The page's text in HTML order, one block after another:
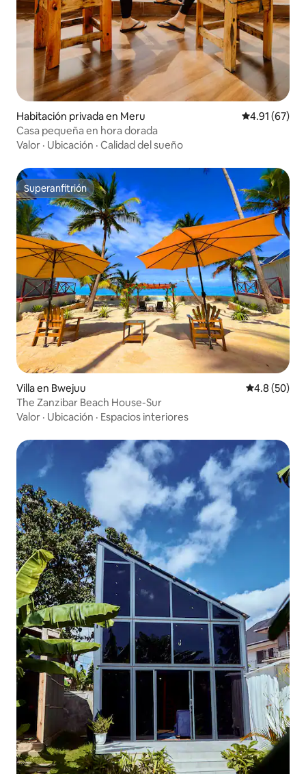
Habitación privada en Meru Calificación
4.91 (67)
Casa pequeña en hora dorada
Valor · Ubicación · Calidad del sueño
Superanfitrión
Superanfitrión
Villa en Bwejuu Calificación
4.8 (50)
The Zanzibar Beach House-Sur
Valor · Ubicación · Espacios interiores